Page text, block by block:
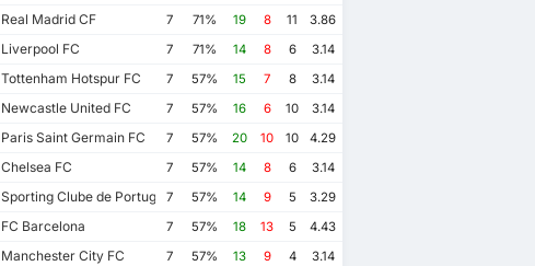
Real Madrid CF 7 71% 19 8 11
3.86
Liverpool FC 7 71% 14 8 6
3.14
Tottenham Hotspur FC 7 57% 15 7 8
3.14
Newcastle United FC 7 57% 16 6 10
3.14
Paris Saint Germain FC 7 57% 20 10 10
4.29
Chelsea FC 7 57% 14 8 6
3.14
Sporting Clube de Portugal7 57% 14 9 5
3.29
FC Barcelona 7 57% 18 13 5
4.43
Manchester City FC 7 57% 13 9 4
3.14